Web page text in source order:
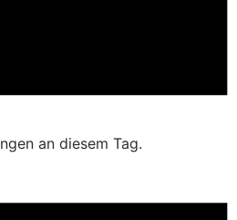
an diesem Tag.